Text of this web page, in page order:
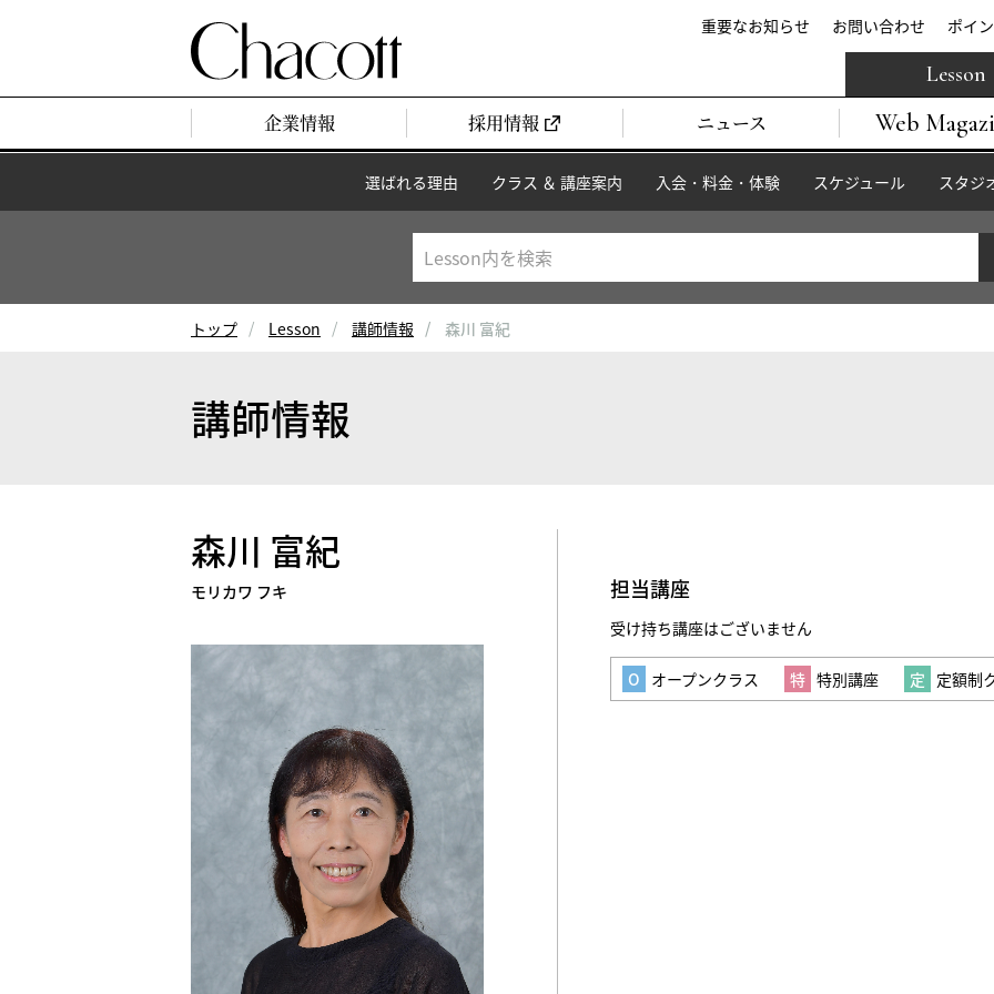
重要なお知らせ お問い合わせ ポイ
企業情報 採用情報 ニュース Web
Lesson
選ばれる理由 クラス ＆ 講座案内 入会・料金・体験 スケジュール スタジ
トップ Lesson 講師情報 森川 富紀
講師情報
森川 富紀
モリカワ フキ 担当講座
受け持ち講座はございません
オープンクラス 特別講座 定額制